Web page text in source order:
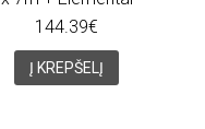
144.39€
Į KREPŠELĮ